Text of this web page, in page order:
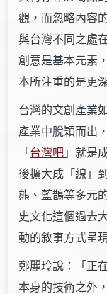
觀，而忽略內容
與台灣不同之處
創意是基本元素
本所注重的是更
台灣的文創產業
產業中脫穎而出
「 台灣吧 」就是
後擴大成「線」
熊、藍鵲等多元
史文化這個過去
動的敘事方式呈
鄭麗玲說：「正
本身的技術之外